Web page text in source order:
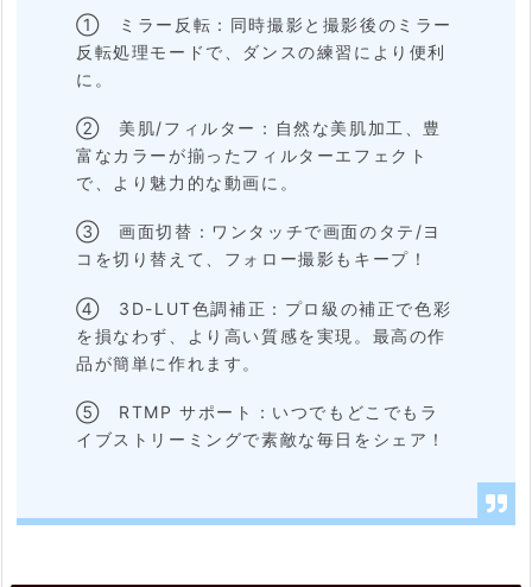
① ミラー反転：同時撮影と撮影後のミラー
反転処理モードで、ダンスの練習により便利
に。
② 美肌/フィルター：自然な美肌加工、豊
富なカラーが揃ったフィルターエフェクト
で、より魅力的な動画に。
③ 画面切替：ワンタッチで画面のタテ/ヨ
コを切り替えて、フォロー撮影もキープ！
④ 3D-LUT色調補正：プロ級の補正で色彩
を損なわず、より高い質感を実現。最高の作
品が簡単に作れます。
⑤ RTMP サポート：いつでもどこでもラ
イブストリーミングで素敵な毎日をシェア！